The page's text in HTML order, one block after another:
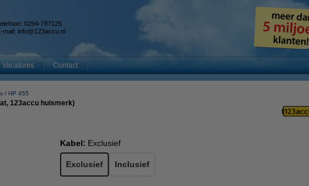
0294-787125
mail: info@123accu.nl
Vacatures Contact
HP 455
123accu huismerk)
Kabel: Exclusief
Exclusief Inclusief